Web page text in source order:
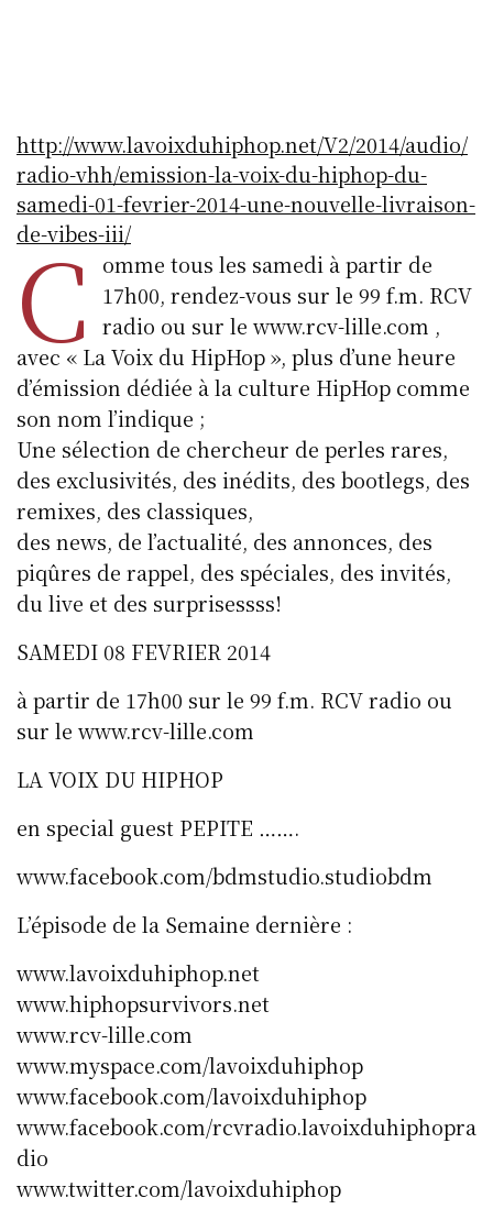
http://www.lavoixduhiphop.net/V2/2014/audio/
radio-vhh/emission-la-voix-du-hiphop-du-
samedi-01-fevrier-2014-une-nouvelle-livraison-
de-vibes-iii/
C omme tous les samedi à partir de
17h00, rendez-vous sur le 99 f.m. RCV
radio ou sur le www.rcv-lille.com ,
avec « La Voix du HipHop », plus d’une heure
d’émission dédiée à la culture HipHop comme
son nom l’indique ;
Une sélection de chercheur de perles rares,
des exclusivités, des inédits, des bootlegs, des
remixes, des classiques,
des news, de l’actualité, des annonces, des
piqûres de rappel, des spéciales, des invités,
du live et des surprisessss!
SAMEDI 08 FEVRIER 2014
à partir de 17h00 sur le 99 f.m. RCV radio ou
sur le www.rcv-lille.com
LA VOIX DU HIPHOP
en special guest PEPITE …….
www.facebook.com/bdmstudio.studiobdm
L’épisode de la Semaine dernière :
www.lavoixduhiphop.net
www.hiphopsurvivors.net
www.rcv-lille.com
www.myspace.com/lavoixduhiphop
www.facebook.com/lavoixduhiphop
www.facebook.com/rcvradio.lavoixduhiphopra
dio
www.twitter.com/lavoixduhiphop